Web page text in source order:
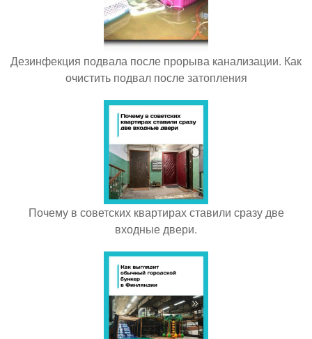
Дезинфекция подвала после прорыва канализации. Как
очистить подвал после затопления
Почему в советских квартирах ставили сразу две
входные двери.